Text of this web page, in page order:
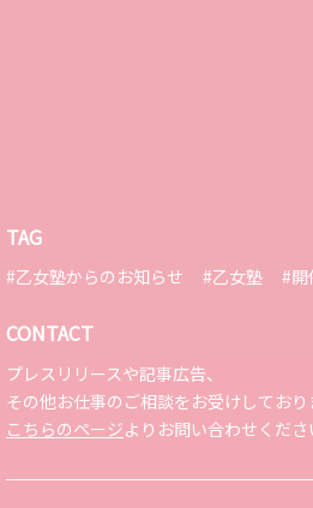
TAG
#乙女塾からのお知らせ #乙女塾 #開
CONTACT
プレスリリースや記事広告、
その他お仕事のご相談をお受けしており
こちらのページよりお問い合わせくださ